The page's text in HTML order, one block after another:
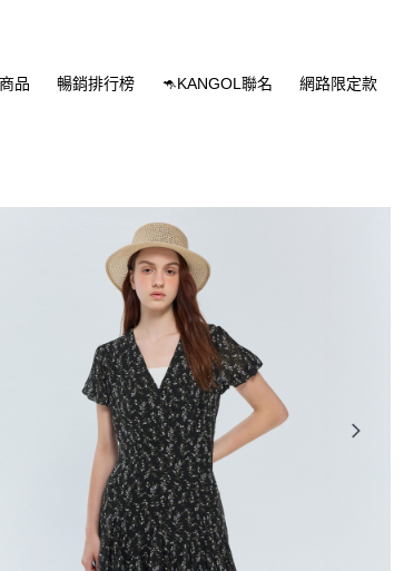
品 暢銷排行榜 🦘KANGOL聯名 網路限定款